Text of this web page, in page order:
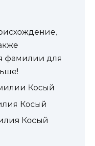
фамилии для
Косый
Косый
Косый